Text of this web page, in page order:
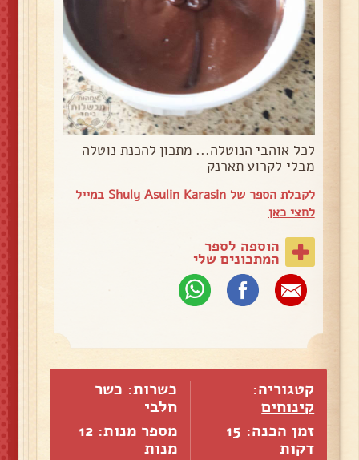
לכל אוהבי הנוטלה... מתכון להכנת נוטלה
מבלי לקרוע תארנק
לקבלת הספר של Shuly Asulin Karasin במייל
לחצי כאן
הוספה לספר
המתכונים שלי
קטגוריה:
קינוחים
זמן הכנה: 15
דקות
כשרות: כשר
חלבי
מספר מנות: 12
מנות